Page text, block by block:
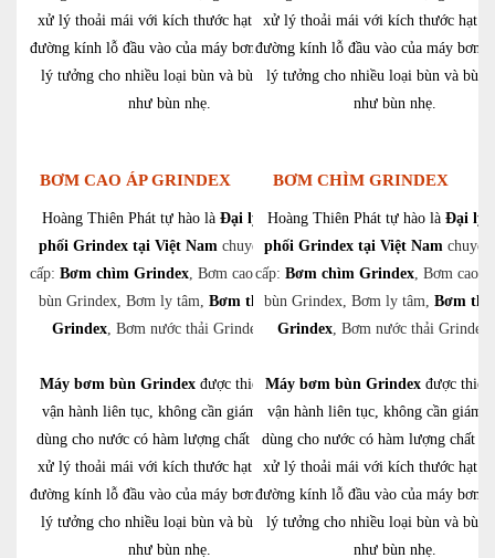
xử lý thoải mái với kích thước hạt lên đến
đường kính lỗ đầu vào của máy bơm. Chúng
lý tưởng cho nhiều loại bùn và bùn, cũng
như bùn nhẹ.
BƠM CAO ÁP GRINDEX
xử lý thoải mái với kích thước hạt
đường kính lỗ đầu vào của máy bơm.
lý tưởng cho nhiều loại bùn và bùn,
như bùn nhẹ.
BƠM CHÌM GRINDEX
Hoàng Thiên Phát tự hào là Đại lý phân
phối Grindex tại Việt Nam chuyên cung
cấp: Bơm chìm Grindex, Bơm cao áp, Bơm
bùn Grindex, Bơm ly tâm, Bơm thủy lực
Grindex, Bơm nước thải Grindex,….
Máy bơm bùn Grindexđược thiết kế để
vận hành liên tục, không cần giám sát và
dùng cho nước có hàm lượng chất rắn cao,
xử lý thoải mái với kích thước hạt lên đến
đường kính lỗ đầu vào của máy bơm. Chúng
lý tưởng cho nhiều loại bùn và bùn, cũng
như bùn nhẹ.
Hoàng Thiên Phát tự hào là Đại lý
phối Grindex tại Việt Nam
cấp: Bơm chìm Grindex, Bơm cao
bùn Grindex, Bơm ly tâm, Bơm
Grindex, Bơm nước thải
Máy bơm bùn Grindexđược thiết
vận hành liên tục, không cần giám
dùng cho nước có hàm lượng chất
xử lý thoải mái với kích thước hạt
đường kính lỗ đầu vào của máy bơm.
lý tưởng cho nhiều loại bùn và bùn,
như bùn nhẹ.